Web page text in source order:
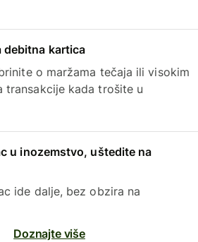
debitna kartica
o maržama tečaja ili visokim
transakcije kada trošite u
u inozemstvo, uštedite na
ide dalje, bez obzira na
Doznajte više